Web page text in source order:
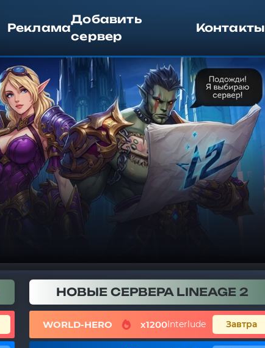
Реклама
Добавить
сервер
Контакты
НОВЫЕ СЕРВЕРА LINEAGE 2
WORLD-HERO x1200Interlude Завтра